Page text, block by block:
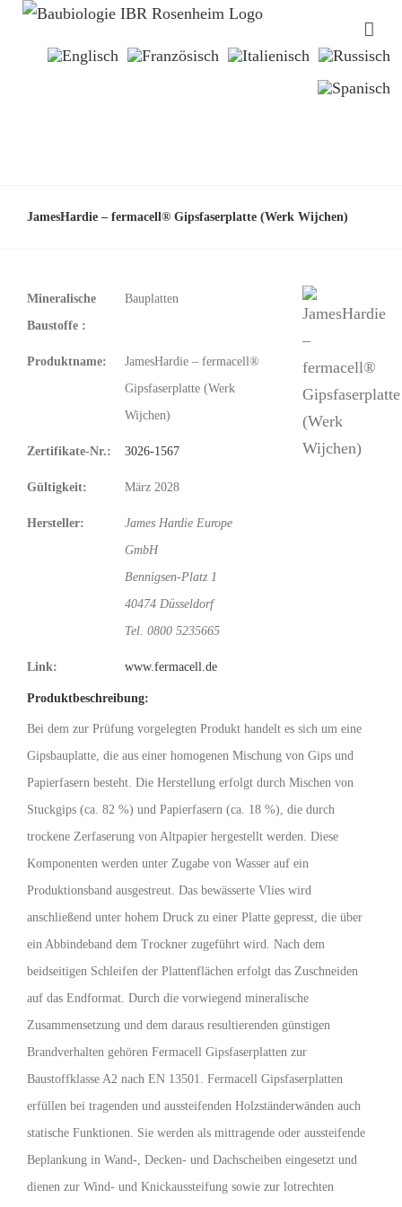
JamesHardie – fermacell® Gipsfaserplatte (Werk Wijchen)
Mineralische
Baustoffe :
Bauplatten
Produktname:
JamesHardie – fermacell®
Gipsfaserplatte (Werk
Wijchen)
Zertifikate-Nr.: 3026-1567
Gültigkeit: März 2028
Hersteller:
James Hardie Europe
GmbH
Bennigsen-Platz 1
40474 Düsseldorf
Tel. 0800 5235665
Link: www.fermacell.de
Produktbeschreibung:
Bei dem zur Prüfung vorgelegten Produkt handelt es sich um eine
Gipsbauplatte, die aus einer homogenen Mischung von Gips und
Papierfasern besteht. Die Herstellung erfolgt durch Mischen von
Stuckgips (ca. 82 %) und Papierfasern (ca. 18 %), die durch
trockene Zerfaserung von Altpapier hergestellt werden. Diese
Komponenten werden unter Zugabe von Wasser auf ein
Produktionsband ausgestreut. Das bewässerte Vlies wird
anschließend unter hohem Druck zu einer Platte gepresst, die über
ein Abbindeband dem Trockner zugeführt wird. Nach dem
beidseitigen Schleifen der Plattenflächen erfolgt das Zuschneiden
auf das Endformat. Durch die vorwiegend mineralische
Zusammensetzung und dem daraus resultierenden günstigen
Brandverhalten gehören Fermacell Gipsfaserplatten zur
Baustoffklasse A2 nach EN 13501. Fermacell Gipsfaserplatten
erfüllen bei tragenden und aussteifenden Holzständerwänden auch
statische Funk­tionen. Sie werden als mittragende oder aussteifende
Beplankung in Wand-, Decken- und Dachscheiben eingesetzt und
die­nen zur Wind- und Knickaussteifung sowie zur lotrechten